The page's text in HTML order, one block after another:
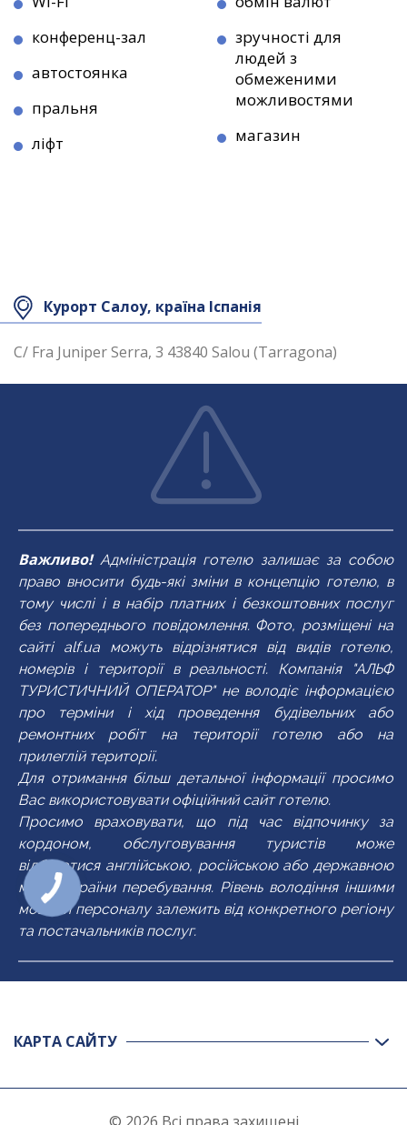
конференц-зал
автостоянка
пральня
ліфт
зручності для
людей з
обмеженими
можливостями
магазин
Курорт Салоу, країна Іспанія
C/ Fra Juniper Serra, 3 43840 Salou (Tarragona)
Важливо!Адміністрація готелю залишає за собою
право вносити будь-які зміни в концепцію готелю, в
тому числі і в набір платних і безкоштовних послуг
без попереднього повідомлення. Фото, розміщені на
сайті alf.ua можуть відрізнятися від видів готелю,
номерів і території в реальності. Компанія "АЛЬФ
ТУРИСТИЧНИЙ ОПЕРАТОР" не володіє інформацією
про терміни і хід проведення будівельних або
ремонтних робіт на території готелю або на
прилеглій території.
Для отримання більш детальної інформації просимо
Вас використовувати офіційний сайт готелю.
Просимо враховувати, що під час відпочинку за
кордоном, обслуговування туристів може
відбуватися англійською, російською або державною
мовою країни перебування. Рівень володіння іншими
мовами персоналу залежить від конкретного регіону
та постачальників послуг.
КАРТА САЙТУ